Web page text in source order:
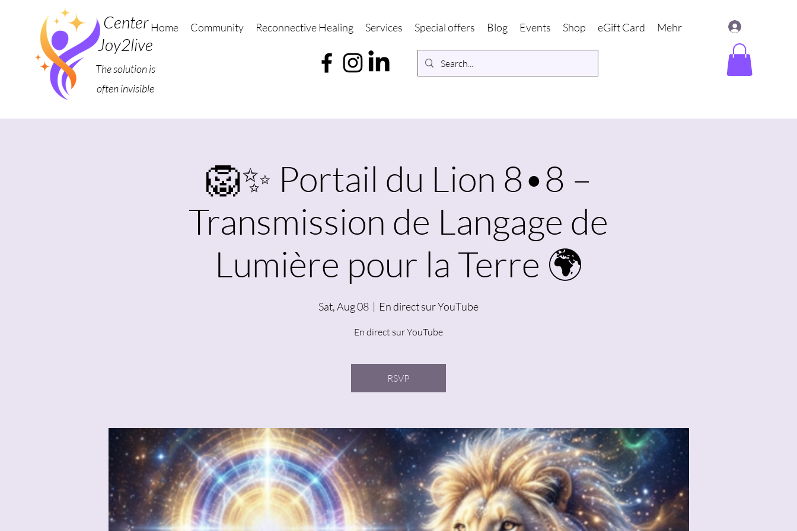
Center
Joy2live
The solution is
often invisible
Home Community Reconnective Healing Services Special offers Blog Events Shop eGift Card Mehr
🦁✨ Portail du Lion 8•8 –
Transmission de Langage de
Lumière pour la Terre 🌍
Sat, Aug 08
  |
En direct sur YouTube
En direct sur YouTube
RSVP